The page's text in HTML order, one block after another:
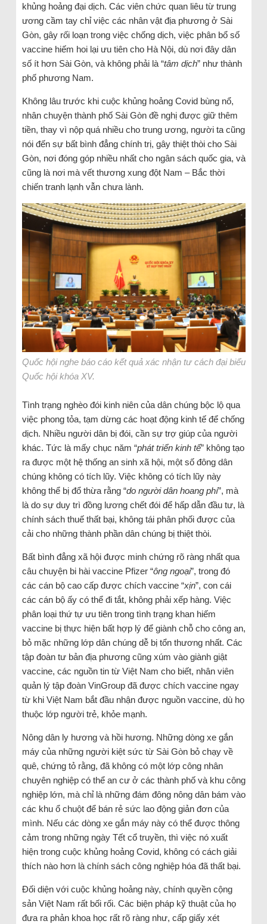
khủng hoảng đại dịch. Các viên chức quan liêu từ trung
ương cầm tay chỉ việc các nhân vật địa phương ở Sài
Gòn, gây rối loạn trong việc chống dịch, việc phân bổ số
vaccine hiếm hoi lại ưu tiên cho Hà Nội, dù nơi đây dân
số ít hơn Sài Gòn, và không phải là “tâm dịch” như thành
phố phương Nam.
Không lâu trước khi cuộc khủng hoảng Covid bùng nổ,
nhân chuyện thành phố Sài Gòn đề nghị được giữ thêm
tiền, thay vì nộp quá nhiều cho trung ương, người ta cũng
nói đến sự bất bình đẳng chính trị, gây thiệt thòi cho Sài
Gòn, nơi đóng góp nhiều nhất cho ngân sách quốc gia, và
cũng là nơi mà vết thương xung đột Nam – Bắc thời
chiến tranh lạnh vẫn chưa lành.
Quốc hội nghe báo cáo kết quả xác nhận tư cách đại biểu
Quốc hội khóa XV.
Tình trạng nghèo đói kinh niên của dân chúng bộc lộ qua
việc phong tỏa, tạm dừng các hoạt động kinh tế để chống
dịch. Nhiều người dân bị đói, cần sự trợ giúp của người
khác. Tức là mấy chục năm “phát triển kinh tế” không tạo
ra được một hệ thống an sinh xã hội, một số đông dân
chúng không có tích lũy. Việc không có tích lũy này
không thể bị đổ thừa rằng “do người dân hoang phí”, mà
là do sự duy trì đồng lương chết đói để hấp dẫn đầu tư, là
chính sách thuế thất bại, không tái phân phối được của
cải cho những thành phần dân chúng bị thiệt thòi.
Bất bình đẳng xã hội được minh chứng rõ ràng nhất qua
câu chuyện bi hài vaccine Pfizer “ông ngoại”, trong đó
các cán bộ cao cấp được chích vaccine “xịn”, con cái
các cán bộ ấy có thể đi tắt, không phải xếp hàng. Việc
phân loại thứ tự ưu tiên trong tình trạng khan hiếm
vaccine bị thực hiện bất hợp lý để giành chỗ cho công an,
bỏ mặc những lớp dân chúng dễ bị tổn thương nhất. Các
tập đoàn tư bản địa phương cũng xúm vào giành giật
vaccine, các nguồn tin từ Việt Nam cho biết, nhân viên
quản lý tập đoàn VinGroup đã được chích vaccine ngay
từ khi Việt Nam bắt đầu nhận được nguồn vaccine, dù họ
thuộc lớp người trẻ, khỏe mạnh.
Nông dân ly hương và hồi hương. Những dòng xe gắn
máy của những người kiệt sức từ Sài Gòn bỏ chạy về
quê, chứng tỏ rằng, đã không có một lớp công nhân
chuyên nghiệp có thể an cư ở các thành phố và khu công
nghiệp lớn, mà chỉ là những đám đông nông dân bám vào
các khu ổ chuột để bán rẻ sức lao động giản đơn của
mình. Nếu các dòng xe gắn máy này có thể được thông
cảm trong những ngày Tết cổ truyền, thì việc nó xuất
hiện trong cuộc khủng hoảng Covid, không có cách giải
thích nào hơn là chính sách công nghiệp hóa đã thất bại.
Đối diện với cuộc khủng hoảng này, chính quyền cộng
sản Việt Nam rất bối rối. Các biện pháp kỹ thuật của họ
đưa ra phản khoa học rất rõ ràng như, cấp giấy xét